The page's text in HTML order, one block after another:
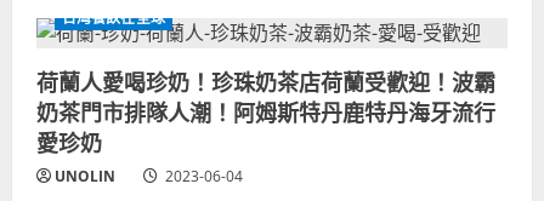
人
潮
片
盤
點
國
軍
隊
備
取
名
牲
軍
罩
防
污！
美
國
加
大
歐
台灣餐飲在全球
荷蘭人愛喝珍奶！珍珠奶茶店荷蘭受歡迎！波霸
奶茶門市排隊人潮！阿姆斯特丹鹿特丹海牙流行
愛珍奶
UNOLIN 2023-06-04